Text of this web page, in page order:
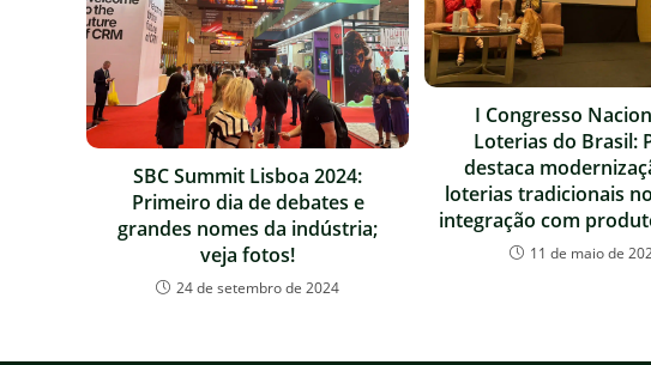
SBC Summit Lisboa 2024:
Primeiro dia de debates e
grandes nomes da indústria;
veja fotos!
24 de setembro de 2024
I Congresso
Loterias do Brasil:
destaca
loterias tradicionais
integração com
11 de maio de